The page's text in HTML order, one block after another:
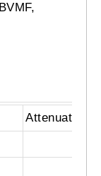
Attenuation